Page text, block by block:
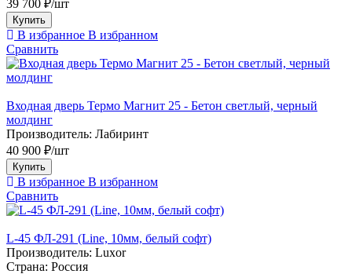
39 700 ₽/шт
Купить
В избранное В избранном
Сравнить
Входная дверь Термо Магнит 25 - Бетон светлый, черный
молдинг
Производитель: Лабиринт
40 900 ₽/шт
Купить
В избранное В избранном
Сравнить
L-45 ФЛ-291 (Line, 10мм, белый софт)
Производитель: Luxor
Страна: Россия